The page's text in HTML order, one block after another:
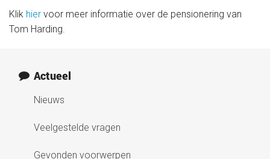
Medische informatie
Contact
Klik hier voor meer informatie over de pensionering van
Tom Harding.
Actueel
Nieuws
Veelgestelde vragen
Gevonden voorwerpen